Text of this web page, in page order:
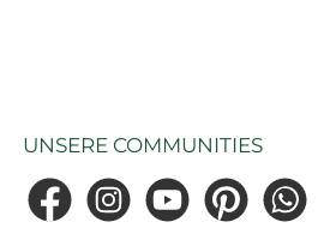
UNSERE COMMUNITIES
FacebookInstagramYouTubePinterestWhatsApp